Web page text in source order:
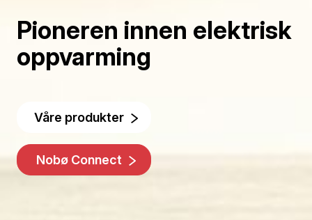
Pioneren innen elektrisk
oppvarming
Våre produkter
Nobø Connect